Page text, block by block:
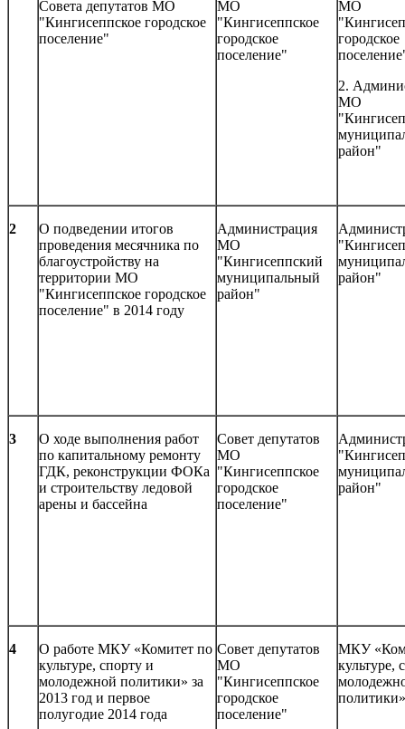
Совета депутатов МО
"Кингисеппское городское
поселение"
МО
"Кингисеппское
городское
поселение"
МО
городское
2.
МО
район"
2
О подведении итогов
проведения месячника по
благоустройству на
территории МО
"Кингисеппское городское
поселение" в 2014 году
Администрация
МО
"Кингисеппский
муниципальный
район"
район"
3
О ходе выполнения работ
по капитальному ремонту
ГДК, реконструкции ФОКа
и строительству ледовой
арены и бассейна
Совет депутатов
МО
"Кингисеппское
городское
поселение"
район"
4
О работе МКУ «Комитет по
культуре, спорту и
молодежной политики» за
2013 год и первое
полугодие 2014 года
Совет депутатов
МО
"Кингисеппское
городское
поселение"
МКУ
культуре,
политики»